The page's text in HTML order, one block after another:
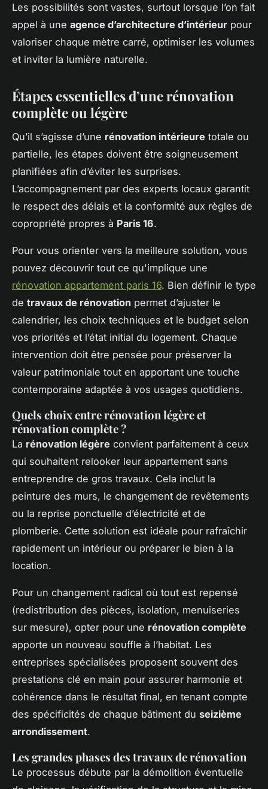
Les possibilités sont vastes, surtout lorsque l’on fait
appel à une agence d’architecture d’intérieur pour
valoriser chaque mètre carré, optimiser les volumes
et inviter la lumière naturelle.
Étapes essentielles d’une rénovation
complète ou légère
Qu’il s’agisse d’une rénovation intérieure totale ou
partielle, les étapes doivent être soigneusement
planifiées afin d’éviter les surprises.
L’accompagnement par des experts locaux garantit
le respect des délais et la conformité aux règles de
copropriété propres à Paris 16.
Pour vous orienter vers la meilleure solution, vous
pouvez découvrir tout ce qu'implique une
rénovation appartement paris 16. Bien définir le type
de travaux de rénovation permet d’ajuster le
calendrier, les choix techniques et le budget selon
vos priorités et l’état initial du logement. Chaque
intervention doit être pensée pour préserver la
valeur patrimoniale tout en apportant une touche
contemporaine adaptée à vos usages quotidiens.
Quels choix entre rénovation légère et
rénovation complète ?
La rénovation légère convient parfaitement à ceux
qui souhaitent relooker leur appartement sans
entreprendre de gros travaux. Cela inclut la
peinture des murs, le changement de revêtements
ou la reprise ponctuelle d’électricité et de
plomberie. Cette solution est idéale pour rafraîchir
rapidement un intérieur ou préparer le bien à la
location.
Pour un changement radical où tout est repensé
(redistribution des pièces, isolation, menuiseries
sur mesure), opter pour une rénovation complète
apporte un nouveau souffle à l’habitat. Les
entreprises spécialisées proposent souvent des
prestations clé en main pour assurer harmonie et
cohérence dans le résultat final, en tenant compte
des spécificités de chaque bâtiment du seizième
arrondissement.
Les grandes phases des travaux de rénovation
Le processus débute par la démolition éventuelle